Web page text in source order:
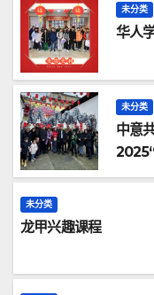
未分类
华人
未分类
中意
未分类
龙甲兴趣课程